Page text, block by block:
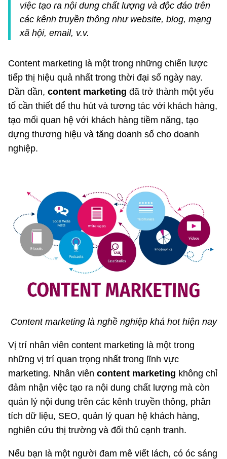
việc tạo ra nội dung chất lượng và độc đáo trên
các kênh truyền thông như website, blog, mạng
xã hội, email, v.v.
Content marketing là một trong những chiến lược
tiếp thị hiệu quả nhất trong thời đại số ngày nay.
Dần dần, content marketing đã trở thành một yếu
tố cần thiết để thu hút và tương tác với khách hàng,
tạo mối quan hệ với khách hàng tiềm năng, tạo
dựng thương hiệu và tăng doanh số cho doanh
nghiệp.
Content marketing là nghề nghiệp khá hot hiện nay
Vị trí nhân viên content marketing là một trong
những vị trí quan trọng nhất trong lĩnh vực
marketing. Nhân viên content marketing không chỉ
đảm nhận việc tạo ra nội dung chất lượng mà còn
quản lý nội dung trên các kênh truyền thông, phân
tích dữ liệu, SEO, quản lý quan hệ khách hàng,
nghiên cứu thị trường và đối thủ cạnh tranh.
Nếu bạn là một người đam mê viết lách, có óc sáng